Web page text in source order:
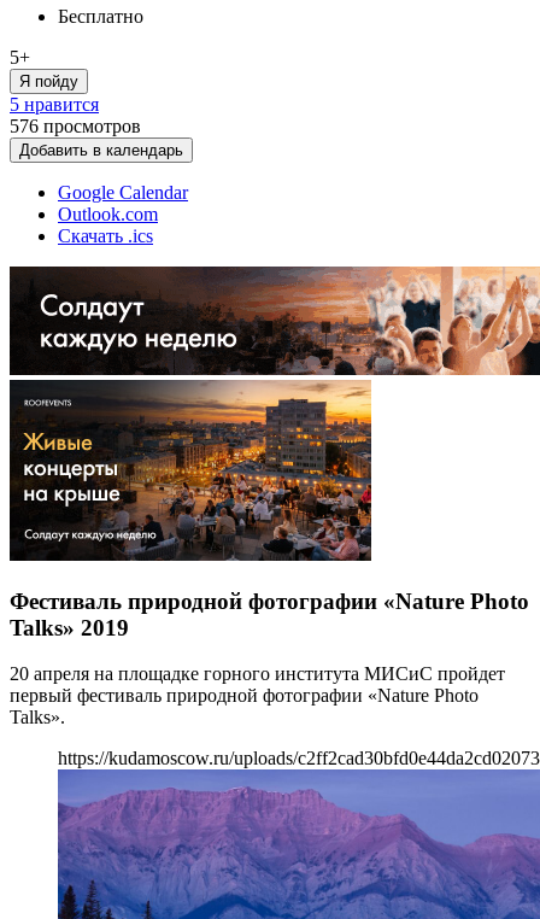
Бесплатно
5+
Я пойду
5 нравится
576 просмотров
Добавить в календарь
Google Calendar
Outlook.com
Скачать .ics
Фестиваль природной фотографии «Nature Photo
Talks» 2019
20 апреля на площадке горного института МИСиС пройдет
первый фестиваль природной фотографии «Nature Photo
Talks».
https://kudamoscow.ru/uploads/